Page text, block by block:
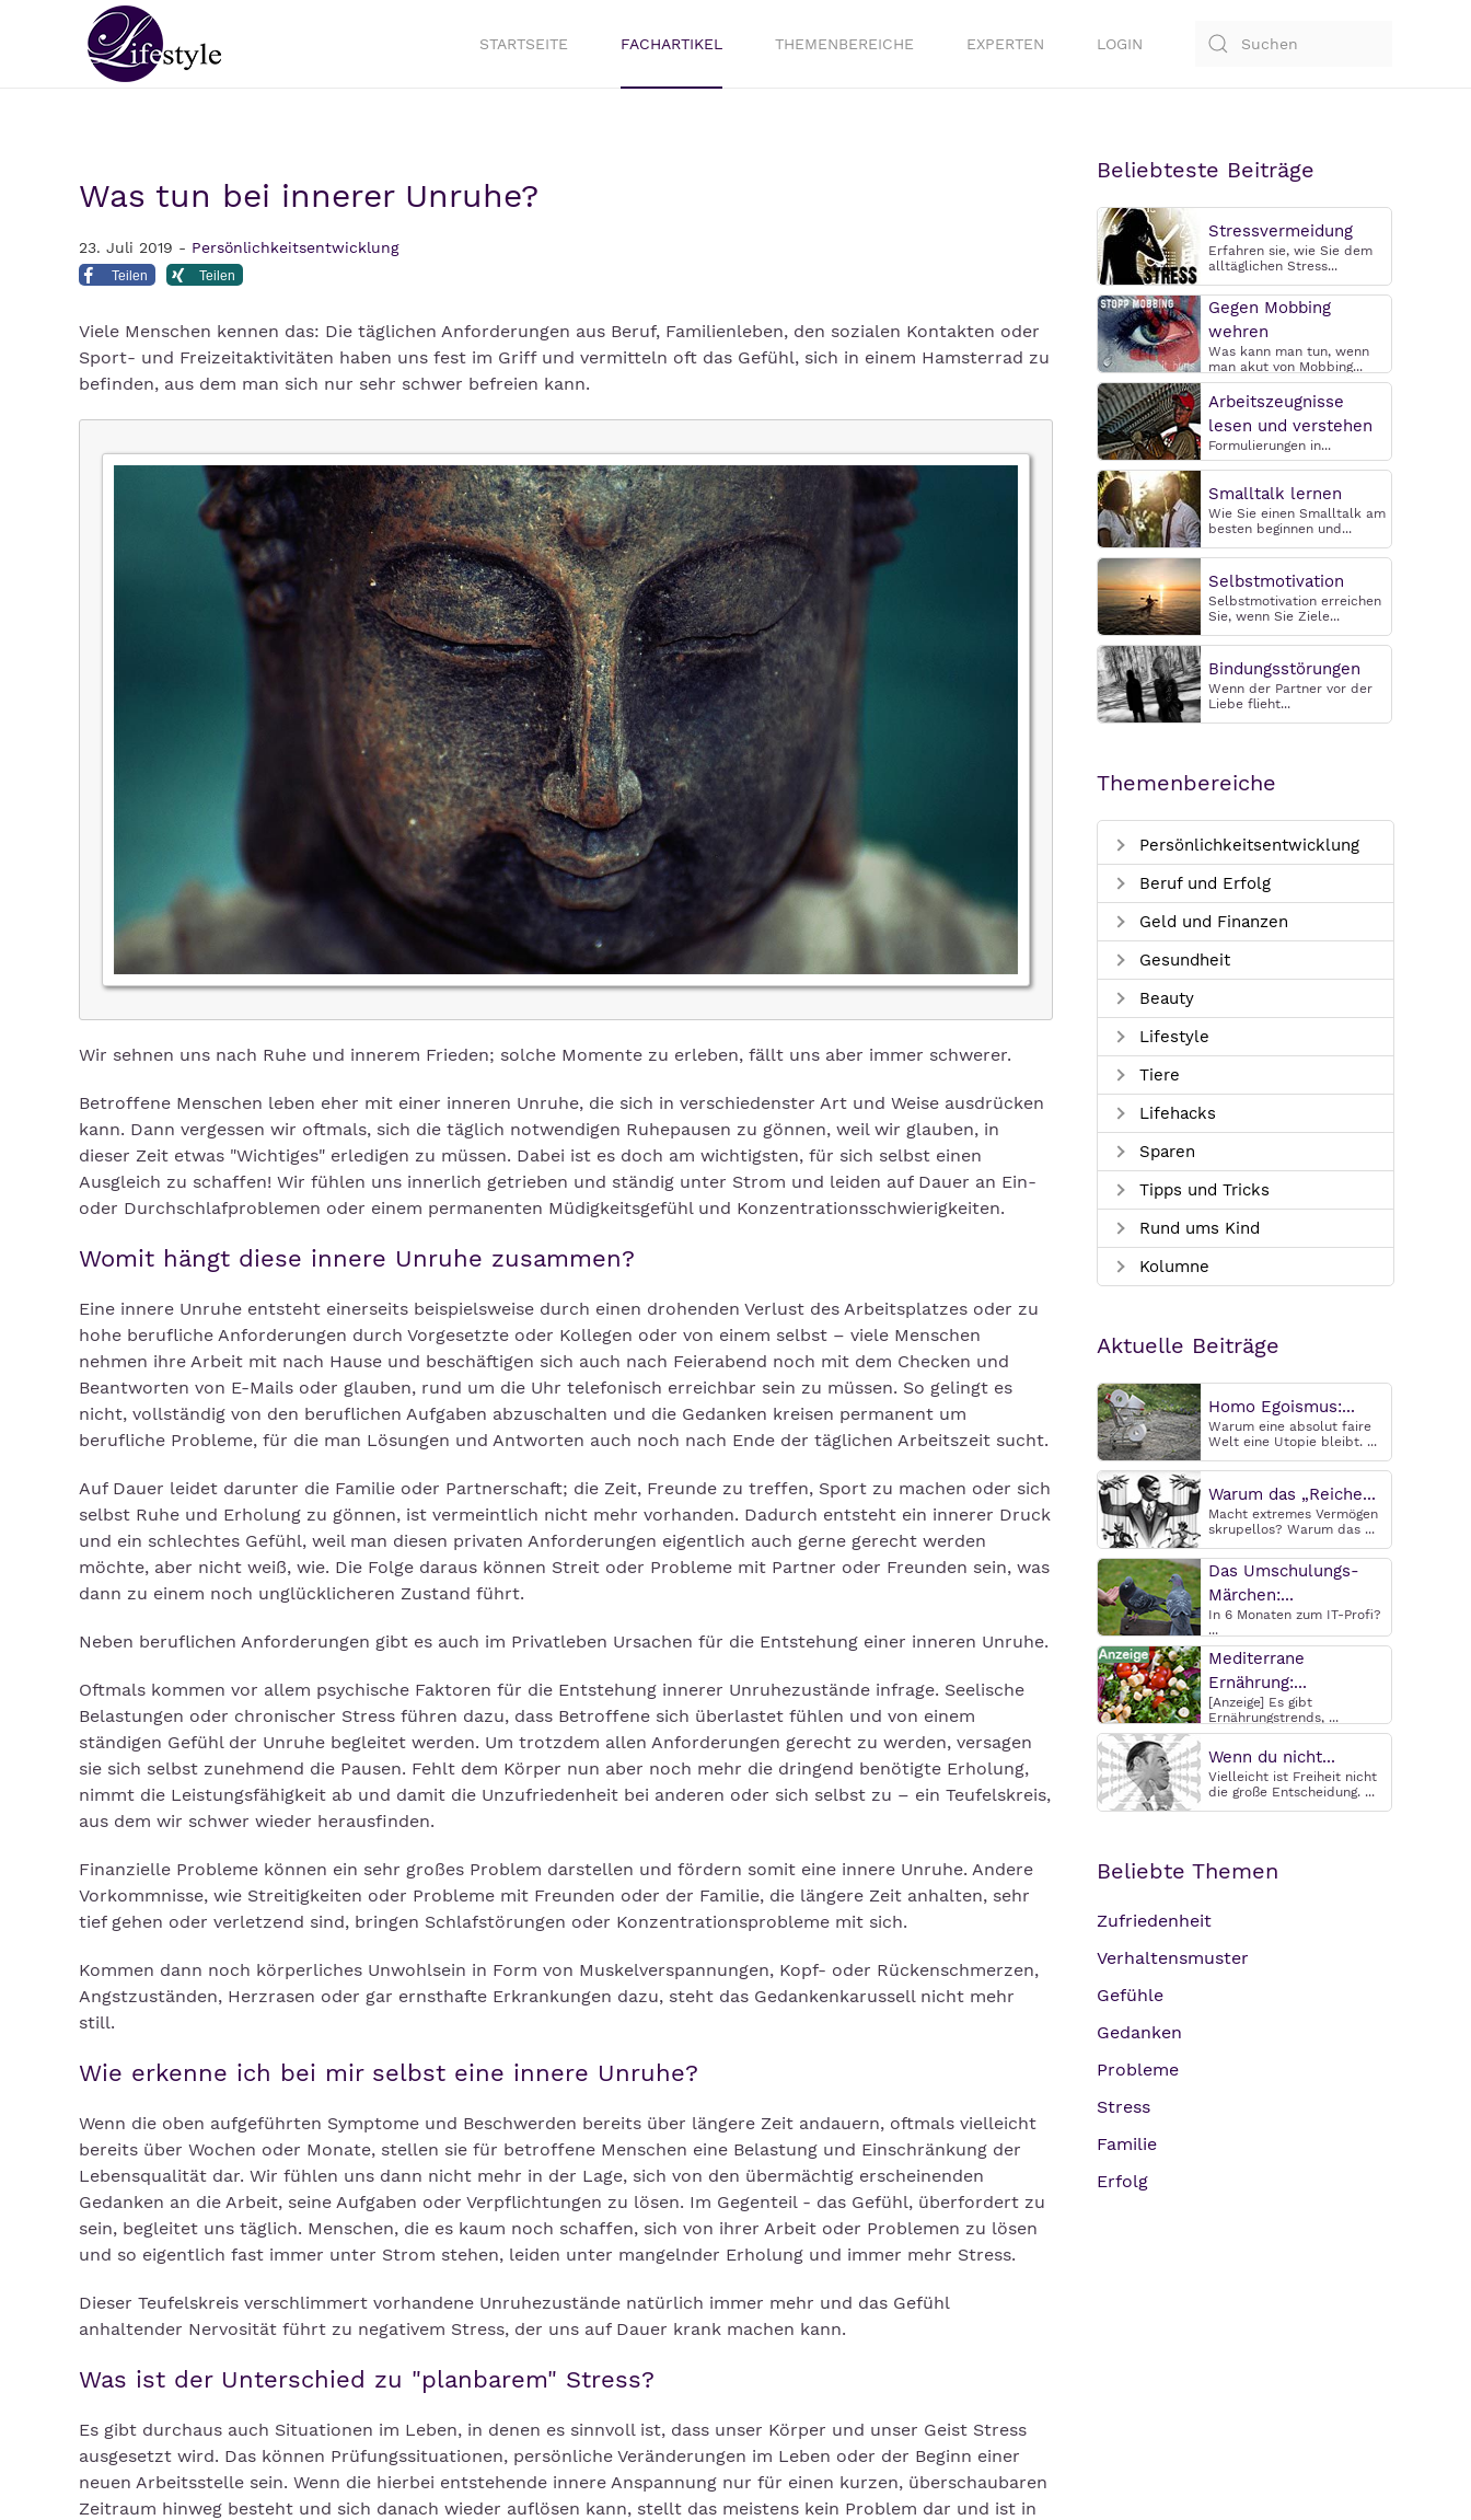
STARTSEITE FACHARTIKEL THEMENBEREICHE EXPERTEN LOGIN
Was tun bei innerer Unruhe?
23. Juli 2019 - Persönlichkeitsentwicklung
Teilen Teilen
Viele Menschen kennen das: Die täglichen Anforderungen aus Beruf, Familienleben, den sozialen Kontakten oder
Sport- und Freizeitaktivitäten haben uns fest im Griff und vermitteln oft das Gefühl, sich in einem Hamsterrad zu
befinden, aus dem man sich nur sehr schwer befreien kann.
Wir sehnen uns nach Ruhe und innerem Frieden; solche Momente zu erleben, fällt uns aber immer schwerer.
Betroffene Menschen leben eher mit einer inneren Unruhe, die sich in verschiedenster Art und Weise ausdrücken
kann. Dann vergessen wir oftmals, sich die täglich notwendigen Ruhepausen zu gönnen, weil wir glauben, in
dieser Zeit etwas "Wichtiges" erledigen zu müssen. Dabei ist es doch am wichtigsten, für sich selbst einen
Ausgleich zu schaffen! Wir fühlen uns innerlich getrieben und ständig unter Strom und leiden auf Dauer an Ein-
oder Durchschlafproblemen oder einem permanenten Müdigkeitsgefühl und Konzentrationsschwierigkeiten.
Womit hängt diese innere Unruhe zusammen?
Eine innere Unruhe entsteht einerseits beispielsweise durch einen drohenden Verlust des Arbeitsplatzes oder zu
hohe berufliche Anforderungen durch Vorgesetzte oder Kollegen oder von einem selbst – viele Menschen
nehmen ihre Arbeit mit nach Hause und beschäftigen sich auch nach Feierabend noch mit dem Checken und
Beantworten von E-Mails oder glauben, rund um die Uhr telefonisch erreichbar sein zu müssen. So gelingt es
nicht, vollständig von den beruflichen Aufgaben abzuschalten und die Gedanken kreisen permanent um
berufliche Probleme, für die man Lösungen und Antworten auch noch nach Ende der täglichen Arbeitszeit sucht.
Auf Dauer leidet darunter die Familie oder Partnerschaft; die Zeit, Freunde zu treffen, Sport zu machen oder sich
selbst Ruhe und Erholung zu gönnen, ist vermeintlich nicht mehr vorhanden. Dadurch entsteht ein innerer Druck
und ein schlechtes Gefühl, weil man diesen privaten Anforderungen eigentlich auch gerne gerecht werden
möchte, aber nicht weiß, wie. Die Folge daraus können Streit oder Probleme mit Partner oder Freunden sein, was
dann zu einem noch unglücklicheren Zustand führt.
Neben beruflichen Anforderungen gibt es auch im Privatleben Ursachen für die Entstehung einer inneren Unruhe.
Oftmals kommen vor allem psychische Faktoren für die Entstehung innerer Unruhezustände infrage. Seelische
Belastungen oder chronischer Stress führen dazu, dass Betroffene sich überlastet fühlen und von einem
ständigen Gefühl der Unruhe begleitet werden. Um trotzdem allen Anforderungen gerecht zu werden, versagen
sie sich selbst zunehmend die Pausen. Fehlt dem Körper nun aber noch mehr die dringend benötigte Erholung,
nimmt die Leistungsfähigkeit ab und damit die Unzufriedenheit bei anderen oder sich selbst zu – ein Teufelskreis,
aus dem wir schwer wieder herausfinden.
Finanzielle Probleme können ein sehr großes Problem darstellen und fördern somit eine innere Unruhe. Andere
Vorkommnisse, wie Streitigkeiten oder Probleme mit Freunden oder der Familie, die längere Zeit anhalten, sehr
tief gehen oder verletzend sind, bringen Schlafstörungen oder Konzentrationsprobleme mit sich.
Kommen dann noch körperliches Unwohlsein in Form von Muskelverspannungen, Kopf- oder Rückenschmerzen,
Angstzuständen, Herzrasen oder gar ernsthafte Erkrankungen dazu, steht das Gedankenkarussell nicht mehr
still.
Wie erkenne ich bei mir selbst eine innere Unruhe?
Wenn die oben aufgeführten Symptome und Beschwerden bereits über längere Zeit andauern, oftmals vielleicht
bereits über Wochen oder Monate, stellen sie für betroffene Menschen eine Belastung und Einschränkung der
Lebensqualität dar. Wir fühlen uns dann nicht mehr in der Lage, sich von den übermächtig erscheinenden
Gedanken an die Arbeit, seine Aufgaben oder Verpflichtungen zu lösen. Im Gegenteil - das Gefühl, überfordert zu
sein, begleitet uns täglich. Menschen, die es kaum noch schaffen, sich von ihrer Arbeit oder Problemen zu lösen
und so eigentlich fast immer unter Strom stehen, leiden unter mangelnder Erholung und immer mehr Stress.
Dieser Teufelskreis verschlimmert vorhandene Unruhezustände natürlich immer mehr und das Gefühl
anhaltender Nervosität führt zu negativem Stress, der uns auf Dauer krank machen kann.
Was ist der Unterschied zu "planbarem" Stress?
Es gibt durchaus auch Situationen im Leben, in denen es sinnvoll ist, dass unser Körper und unser Geist Stress
ausgesetzt wird. Das können Prüfungssituationen, persönliche Veränderungen im Leben oder der Beginn einer
neuen Arbeitsstelle sein. Wenn die hierbei entstehende innere Anspannung nur für einen kurzen, überschaubaren
Zeitraum hinweg besteht und sich danach wieder auflösen kann, stellt das meistens kein Problem dar und ist in
Beliebteste Beiträge
Stressvermeidung
Erfahren sie, wie Sie dem
alltäglichen Stress...
Gegen Mobbing
wehren
Was kann man tun, wenn
man akut von Mobbing...
Arbeitszeugnisse
lesen und verstehen
Formulierungen in...
Smalltalk lernen
Wie Sie einen Smalltalk am
besten beginnen und...
Selbstmotivation
Selbstmotivation erreichen
Sie, wenn Sie Ziele...
Bindungsstörungen
Wenn der Partner vor der
Liebe flieht...
Themenbereiche
Persönlichkeitsentwicklung
Beruf und Erfolg
Geld und Finanzen
Gesundheit
Beauty
Lifestyle
Tiere
Lifehacks
Sparen
Tipps und Tricks
Rund ums Kind
Kolumne
Aktuelle Beiträge
Homo Egoismus:...
Warum eine absolut faire
Welt eine Utopie bleibt. ...
Warum das „Reiche...
Macht extremes Vermögen
skrupellos? Warum das ...
Das Umschulungs-
Märchen:...
In 6 Monaten zum IT-Profi?
...
Mediterrane
Ernährung:...
[Anzeige] Es gibt
Ernährungstrends, ...
Wenn du nicht...
Vielleicht ist Freiheit nicht
die große Entscheidung. ...
Beliebte Themen
Zufriedenheit
Verhaltensmuster
Gefühle
Gedanken
Probleme
Stress
Familie
Erfolg